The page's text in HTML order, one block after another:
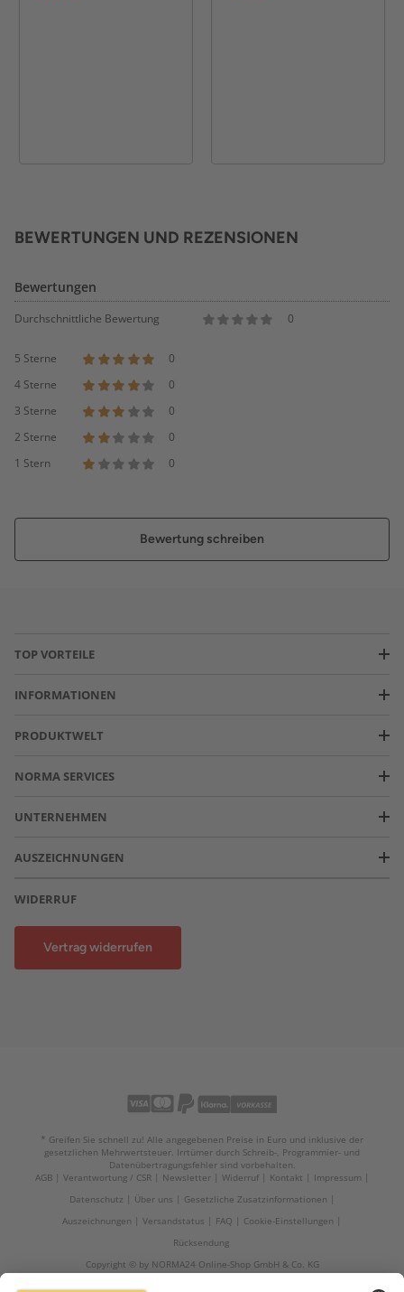
BEWERTUNGEN UND REZENSIONEN
Bewertungen
Durchschnittliche Bewertung 0
5 Sterne
0
4 Sterne
0
3 Sterne
0
2 Sterne
0
1 Stern
0
Bewertung schreiben
TOP VORTEILE
INFORMATIONEN
PRODUKTWELT
NORMA SERVICES
UNTERNEHMEN
AUSZEICHNUNGEN
WIDERRUF
Vertrag widerrufen
* Greifen Sie schnell zu! Alle angegebenen Preise in Euro und inklusive der
gesetzlichen Mehrwertsteuer. Irrtümer durch Schreib-, Programmier- und
Datenübertragungsfehler sind vorbehalten.
AGB
Verantwortung / CSR Newsletter Widerruf Kontakt
Impressum
Datenschutz
Über uns
Gesetzliche Zusatzinformationen
Auszeichnungen
Versandstatus FAQ
Cookie-Einstellungen
Rücksendung
Copyright © by NORMA24 Online-Shop GmbH & Co. KG